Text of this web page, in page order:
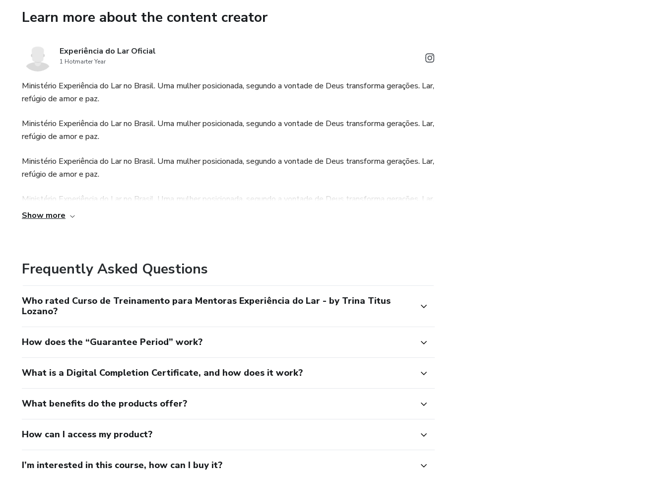
Frutificação das Turmas: Descubra estratégias para cultivar um ambiente de aprendizado
experiências e multiplicar conhecimentos.
ajudando-as a superar desafios e a celebrar conquistas.
nova visão sobre o poder da mentoria. Junte-se a nós e faça parte de uma rede de
Vamos juntas criar experiências memoráveis e impactantes, construindo um legado de
Learn more about the content creator
Experiência do Lar Oficial
1 Hotmarter Year
Ministério Experiência do Lar no Brasil. Uma mulher posicionada, segundo a vontade de Deus transforma gerações. Lar,
refúgio de amor e paz.
Ministério Experiência do Lar no Brasil. Uma mulher posicionada, segundo a vontade de Deus transforma gerações. Lar,
refúgio de amor e paz.
Ministério Experiência do Lar no Brasil. Uma mulher posicionada, segundo a vontade de Deus transforma gerações. Lar,
refúgio de amor e paz.
Ministério Experiência do Lar no Brasil. Uma mulher posicionada, segundo a vontade de Deus transforma gerações. Lar,
refúgio de amor e paz.
Ministério Experiência do Lar no Brasil. Uma mulher posicionada, segundo a vontade de Deus transforma gerações. Lar,
refúgio de amor e paz.
Show more
Frequently Asked Questions
Who rated Curso de Treinamento para Mentoras Experiência do Lar - by Trina Titus
Lozano?
How does the “Guarantee Period” work?
What is a Digital Completion Certificate, and how does it work?
What benefits do the products offer?
How can I access my product?
I’m interested in this course, how can I buy it?